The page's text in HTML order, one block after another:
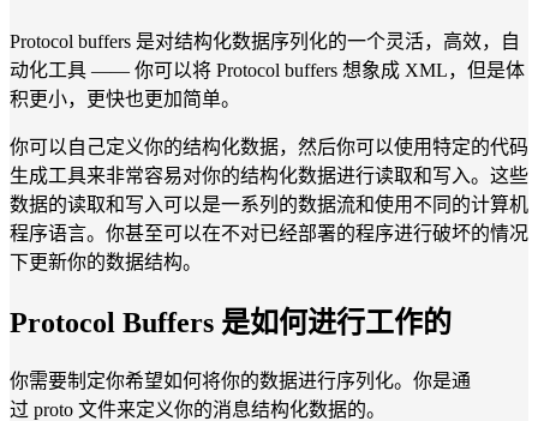
Protocol buffers 是对结构化数据序列化的一个灵活，高效，自
动化工具 —— 你可以将 Protocol buffers 想象成 XML，但是体
积更小，更快也更加简单。
你可以自己定义你的结构化数据，然后你可以使用特定的代码
生成工具来非常容易对你的结构化数据进行读取和写入。这些
数据的读取和写入可以是一系列的数据流和使用不同的计算机
程序语言。你甚至可以在不对已经部署的程序进行破坏的情况
下更新你的数据结构。
Protocol Buffers 是如何进行工作的
你需要制定你希望如何将你的数据进行序列化。你是通
过 proto 文件来定义你的消息结构化数据的。